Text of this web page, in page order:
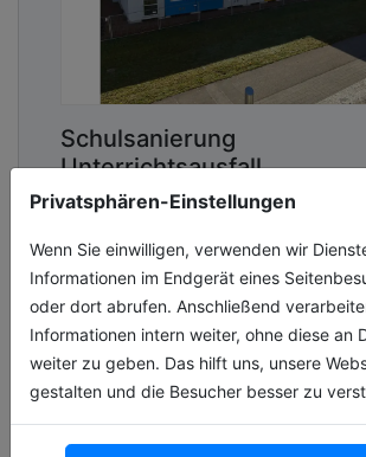
Privatsphären-Einstellungen
Wenn Sie einwilligen, verwenden wir
Informationen im Endgerät eines
oder dort abrufen. Anschließend
Informationen intern weiter, ohne diese an
weiter zu geben. Das hilft uns, unsere
gestalten und die Besucher besser zu
Unterrichtsausfall
Der Sanierungsbedarf an
ist hoch. Laut KfW-
plant deshalb jede zweite
laufenden Jahr Mittel
Sondervermöge[...]
06.07.2026, Lesezeit ca. 3 Minuten
allgemein